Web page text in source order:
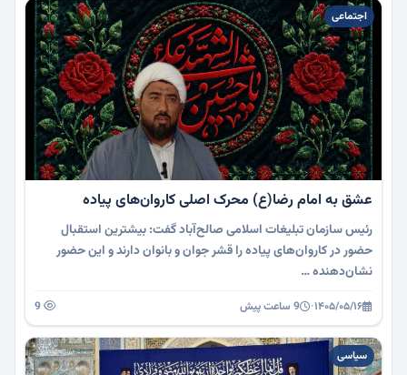
اجتماعی
عشق به امام رضا(ع) محرک اصلی کاروان‌های پیاده
رئیس سازمان تبلیغات اسلامی صالح‌آباد گفت: بیشترین استقبال
حضور در کاروان‌های پیاده را قشر جوان و بانوان دارند و این حضور
نشان‌دهنده …
۱۴۰۵/۰۵/۱۶· 9 ساعت پیش
سیاسی